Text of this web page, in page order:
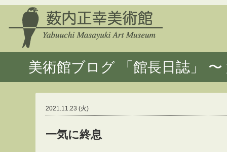
美術館ブログ 「館長日誌」
2021.11.23 (火)
一気に終息